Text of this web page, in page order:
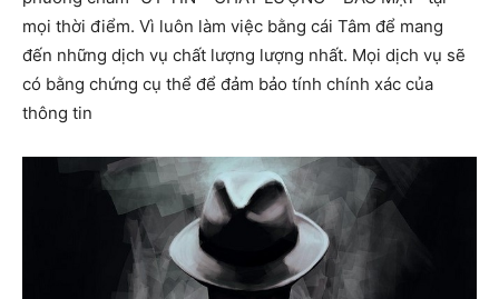
mọi thời điểm. Vì luôn làm việc bằng cái Tâm để mang
đến những dịch vụ chất lượng lượng nhất. Mọi dịch vụ sẽ
có bằng chứng cụ thể để đảm bảo tính chính xác của
thông tin